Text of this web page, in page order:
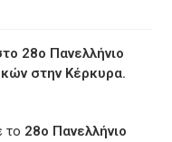
28ο Πανελλήνιο
στην Κέρκυρα.
το 28ο Πανελλήνιο